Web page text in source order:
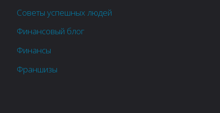
Советы успешных людей
Финансовый блог
Финансы
Франшизы